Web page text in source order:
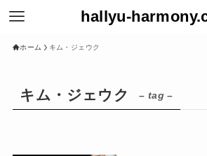
hallyu-
ホーム キム・ジェウク
キム・ジェウク – tag –